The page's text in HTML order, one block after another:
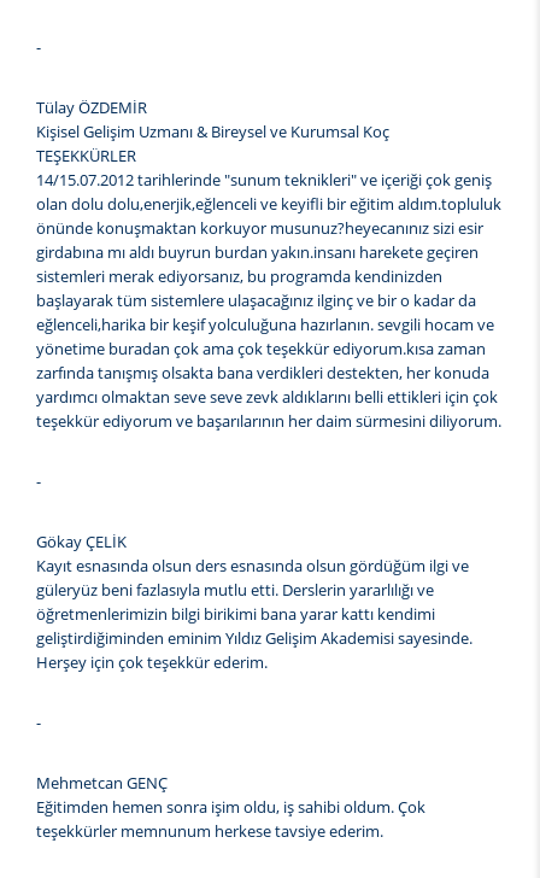
-
Tülay ÖZDEMİR
Kişisel Gelişim Uzmanı & Bireysel ve Kurumsal Koç
TEŞEKKÜRLER
14/15.07.2012 tarihlerinde "sunum teknikleri" ve içeriği çok geniş
olan dolu dolu,enerjik,eğlenceli ve keyifli bir eğitim aldım.topluluk
önünde konuşmaktan korkuyor musunuz?heyecanınız sizi esir
girdabına mı aldı buyrun burdan yakın.insanı harekete geçiren
sistemleri merak ediyorsanız, bu programda kendinizden
başlayarak tüm sistemlere ulaşacağınız ilginç ve bir o kadar da
eğlenceli,harika bir keşif yolculuğuna hazırlanın. sevgili hocam ve
yönetime buradan çok ama çok teşekkür ediyorum.kısa zaman
zarfında tanışmış olsakta bana verdikleri destekten, her konuda
yardımcı olmaktan seve seve zevk aldıklarını belli ettikleri için çok
teşekkür ediyorum ve başarılarının her daim sürmesini diliyorum.
-
Gökay ÇELİK
Kayıt esnasında olsun ders esnasında olsun gördüğüm ilgi ve
güleryüz beni fazlasıyla mutlu etti. Derslerin yararlılığı ve
öğretmenlerimizin bilgi birikimi bana yarar kattı kendimi
geliştirdiğiminden eminim Yıldız Gelişim Akademisi sayesinde.
Herşey için çok teşekkür ederim.
-
Mehmetcan GENÇ
Eğitimden hemen sonra işim oldu, iş sahibi oldum. Çok
teşekkürler memnunum herkese tavsiye ederim.